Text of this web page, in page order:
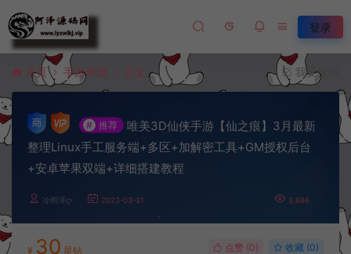
登录
首页 手游资源 正文 我要投稿
# 推荐
唯美3D仙侠手游【仙之痕】3月最新
整理Linux手工服务端+多区+加解密工具+GM授权后台
+安卓苹果双端+详细搭建教程
冷雨泽ღ 2023-03-31 3,686
¥ 30 星钻 点赞 (0) 收藏 (0)